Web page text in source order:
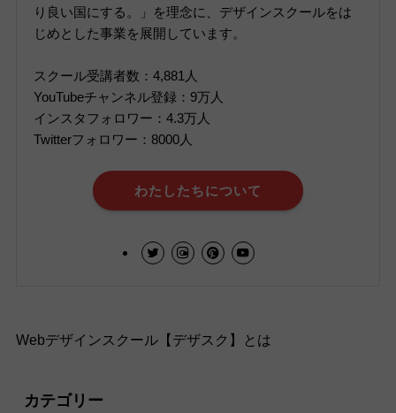
り良い国にする。」を理念に、デザインスクールをは
じめとした事業を展開しています。
スクール受講者数：4,881人
YouTubeチャンネル登録：9万人
インスタフォロワー：4.3万人
Twitterフォロワー：8000人
わたしたちについて
Webデザインスクール【デザスク】とは
カテゴリー